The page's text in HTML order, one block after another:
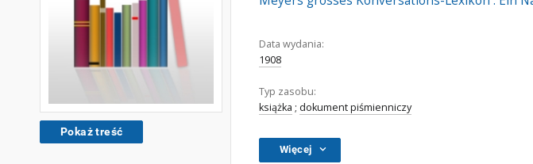
Pokaż treść
Data wydania:
1908
Typ zasobu:
książka ; dokument piśmienniczy
Więcej